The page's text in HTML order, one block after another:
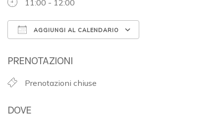
11:00 - 12:00
AGGIUNGI AL CALENDARIO
PRENOTAZIONI
Prenotazioni chiuse
DOVE